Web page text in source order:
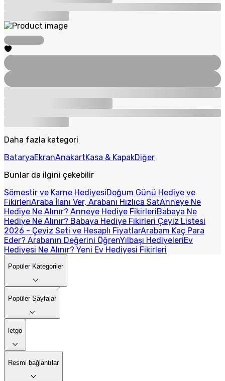
Daha fazla kategori
BataryaEkranAnakartKasa & KapakDiğer
Bunlar da ilgini çekebilir
Sömestir ve Karne HediyesiDoğum Günü Hediye ve
FikirleriAraba İlanı Ver, Arabanı Hızlıca SatAnneye Ne
Hediye Ne Alınır? Anneye Hediye FikirleriBabaya Ne
Hediye Ne Alınır? Babaya Hediye Fikirleri Çeyiz Listesi
2026 - Çeyiz Seti ve Hesaplı FiyatlarArabam Kaç Para
Eder? Arabanın Değerini ÖğrenYılbaşı HediyeleriEv
Hediyesi Ne Alınır? Yeni Ev Hediyesi Fikirleri
Popüler Kategoriler
Popüler Sayfalar
letgo
Resmi bağlantılar